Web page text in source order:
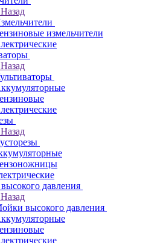
Назад
измельчители
Назад
Назад
давления
Назад
высокого давления